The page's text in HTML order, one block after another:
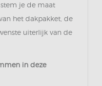
je de maat
het dakpakket, de
uiterlijk van de
in deze